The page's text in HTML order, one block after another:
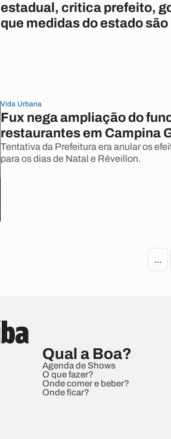
estadual, critica prefeito,
que medidas do estado
Vida Urbana
Fux nega ampliação do
restaurantes em Campina
Tentativa da Prefeitura era anular os
para os dias de Natal e Réveillon.
...
Qual a Boa?
Agenda de Shows
O que fazer?
Onde comer e beber?
Onde ficar?